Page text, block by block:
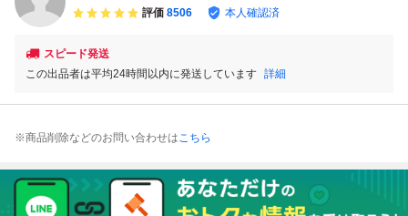
評価 8506 本人確認済
スピード発送
この出品者は平均24時間以内に発送しています 詳細
※商品削除などのお問い合わせはこちら